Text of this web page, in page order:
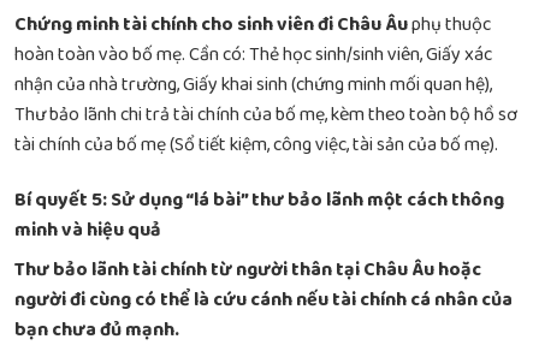
Chứng minh tài chính cho sinh viên đi Châu Âuphụ thuộc
hoàn toàn vào bố mẹ. Cần có: Thẻ học sinh/sinh viên, Giấy xác
nhận của nhà trường, Giấy khai sinh (chứng minh mối quan hệ),
Thư bảo lãnh chi trả tài chính của bố mẹ, kèm theo toàn bộ hồ sơ
tài chính của bố mẹ (Sổ tiết kiệm, công việc, tài sản của bố mẹ).
Bí quyết 5: Sử dụng “lá bài” thư bảo lãnh một cách thông
minh và hiệu quả
Thư bảo lãnh tài chính từ người thân tại Châu Âu hoặc
người đi cùng có thể là cứu cánh nếu tài chính cá nhân của
bạn chưa đủ mạnh.